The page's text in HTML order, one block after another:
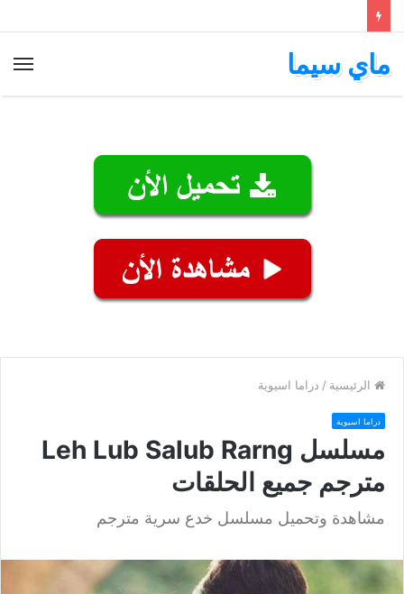
ماي سيما
الرئيسية / دراما اسيوية
دراما اسيوية
مسلسل Leh Lub Salub Rarng
مترجم جميع الحلقات
مشاهدة وتحميل مسلسل خدع سرية مترجم